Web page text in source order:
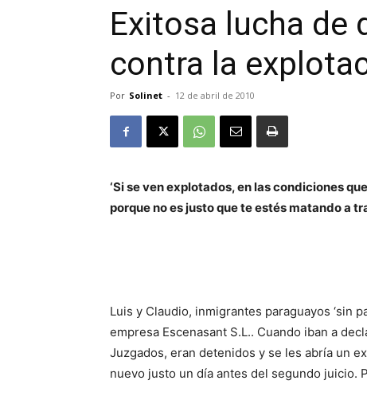
Exitosa lucha de
contra la
Por Solinet - 12 de abril de 2010
‘Si se ven explotados, en las condiciones
porque no es justo que te estés matando a
Luis y Claudio, inmigrantes paraguayos ‘sin
empresa Escenasant S.L.. Cuando iban a
Juzgados, eran detenidos y se les abría un
nuevo justo un día antes del segundo juicio.